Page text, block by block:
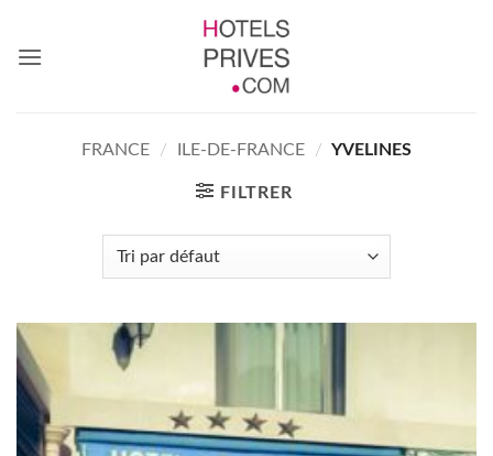
contenu
FRANCE / ILE-DE-FRANCE / YVELINES
FILTRER